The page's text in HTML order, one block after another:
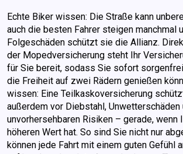
Echte Biker wissen: Die Straße kann
auch die besten Fahrer steigen manchmal
Folgeschäden schützt sie die Allianz.
der Mopedversicherung steht Ihr
für Sie bereit, sodass Sie sofort
die Freiheit auf zwei Rädern genießen
wissen: Eine Teilkaskoversicherung
außerdem vor Diebstahl, Unwetterschäden
unvorhersehbaren Risiken – gerade, wenn
höheren Wert hat. So sind Sie nicht nur
können jede Fahrt mit einem guten Gefühl